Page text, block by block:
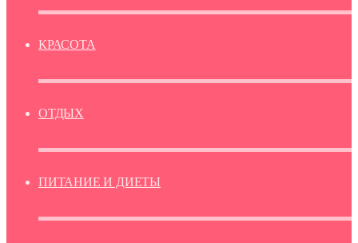
КРАСОТА
ОТДЫХ
ПИТАНИЕ И ДИЕТЫ